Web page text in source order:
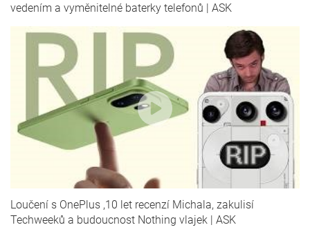
vedením a vyměnitelné baterky telefonů | ASK
Loučení s OnePlus ,10 let recenzí Michala, zakulisí
Techweeků a budoucnost Nothing vlajek | ASK